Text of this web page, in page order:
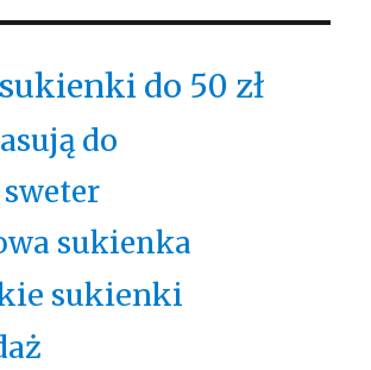
do 50 zł
do
sukienka
sukienki